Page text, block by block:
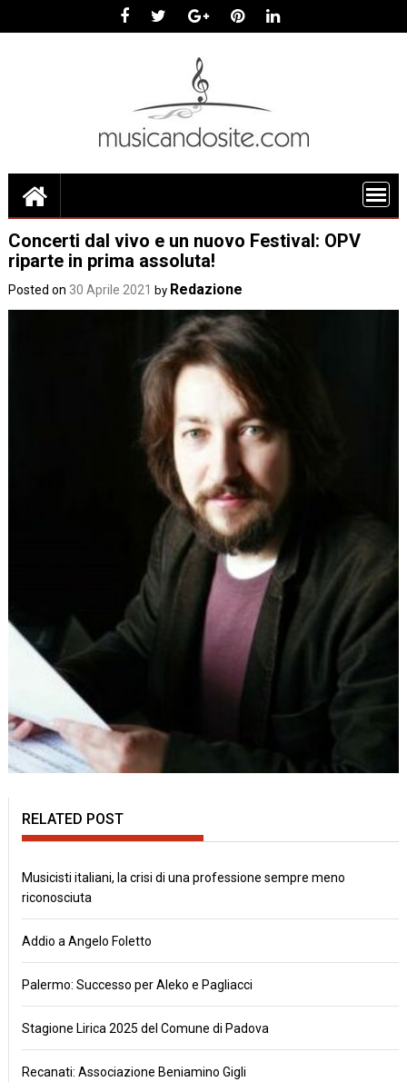
Concerti dal vivo e un nuovo Festival: OPV
riparte in prima assoluta!
Posted on 30 Aprile 2021 by Redazione
RELATED POST
Musicisti italiani, la crisi di una professione sempre meno
riconosciuta
Addio a Angelo Foletto
Palermo: Successo per Aleko e Pagliacci
Stagione Lirica 2025 del Comune di Padova
Recanati: Associazione Beniamino Gigli